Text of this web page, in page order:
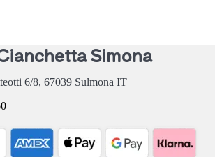
Simona
6/8, 67039 Sulmona IT